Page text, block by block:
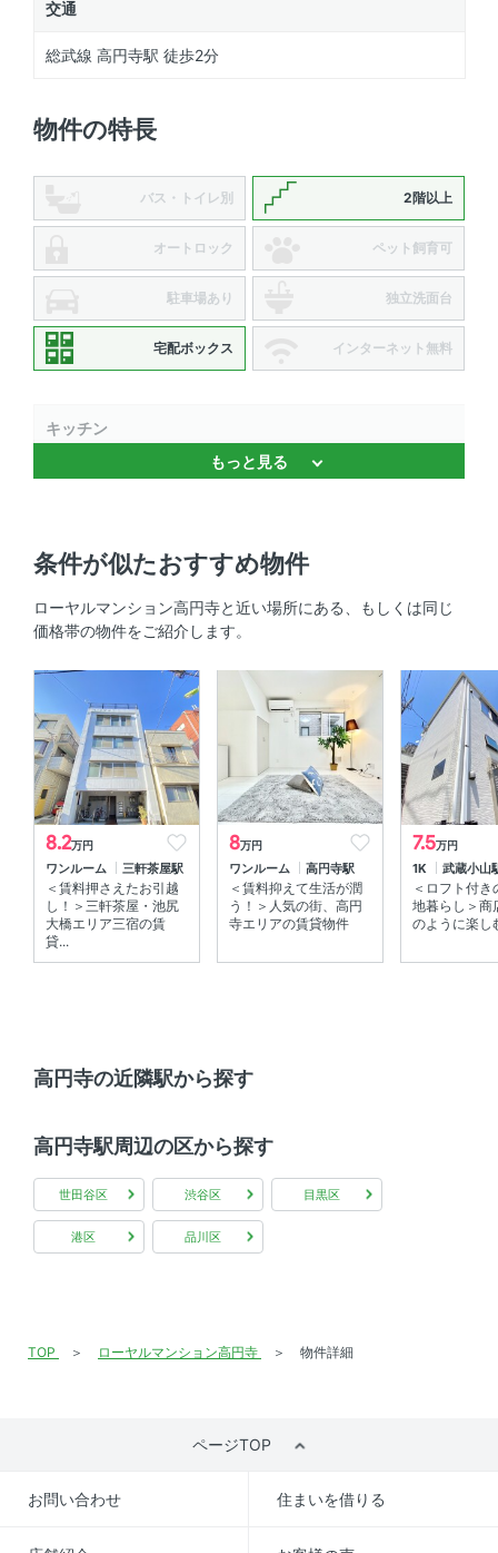
交通
総武線 高円寺駅 徒歩2分
物件の特長
バス・トイレ別 2階以上
オートロック ペット飼育可
駐車場あり 独立洗面台
宅配ボックス インターネット無料
キッチン
IHクッキングヒーター
室内洗濯機置場 、 エアコン
部屋の特徴
共用部
エレベーター 、 宅配ボックス
もっと見る
条件が似たおすすめ物件
ローヤルマンション高円寺と近い場所にある、もしくは同じ
価格帯の物件をご紹介します。
8.2万円
ワンルーム 三軒茶屋駅
＜賃料押さえたお引越
し！＞三軒茶屋・池尻
大橋エリア三宿の賃
貸...
8万円
ワンルーム 高円寺駅
＜賃料抑えて生活が潤
う！＞人気の街、高円
寺エリアの賃貸物件
7.5万円
1K 武蔵小山
＜ロフト付き
地暮らし＞商
のように楽し
高円寺の近隣駅から探す
高円寺駅周辺の区から探す
世田谷区 渋谷区 目黒区
港区 品川区
TOP ローヤルマンション高円寺 物件詳細
ページTOP
お問い合わせ 住まいを借りる